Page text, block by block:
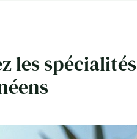
les spécialités